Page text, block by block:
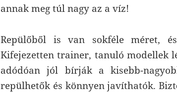
annak meg túl nagy az a víz!
Repülőből is van sokféle méret,
Kifejezetten trainer, tanuló modellek
adódóan jól bírják a kisebb-
repülhetők és könnyen javíthatók.